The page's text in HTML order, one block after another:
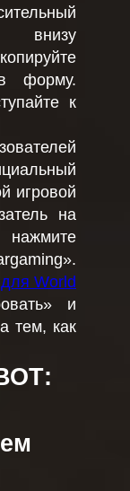
внизу
форму.
к
игровой
на
World
и
тем, как